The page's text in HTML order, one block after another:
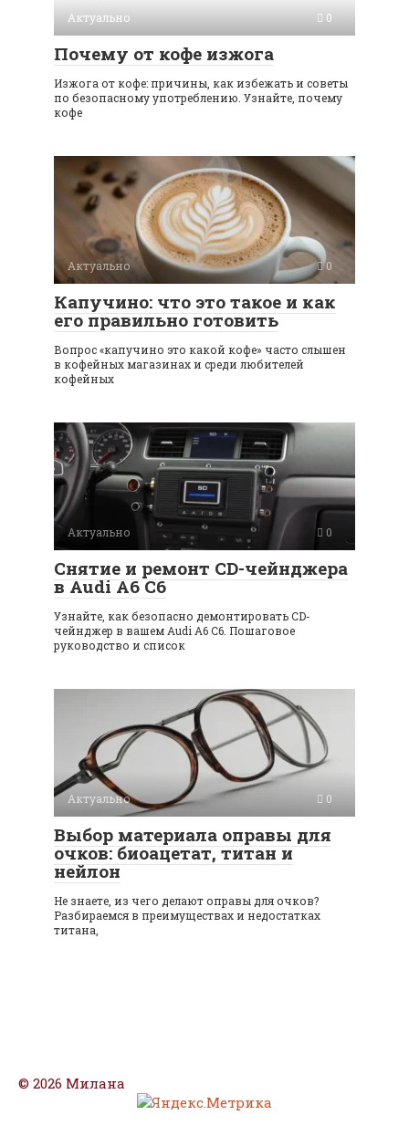
Актуально
0
Почему от кофе изжога
Изжога от кофе: причины, как избежать и советы
по безопасному употреблению. Узнайте, почему
кофе
Актуально 0
Капучино: что это такое и как
его правильно готовить
Вопрос «капучино это какой кофе» часто слышен
в кофейных магазинах и среди любителей
кофейных
Актуально 0
Снятие и ремонт CD-чейнджера
в Audi A6 C6
Узнайте, как безопасно демонтировать CD-
чейнджер в вашем Audi A6 C6. Пошаговое
руководство и список
Актуально 0
Выбор материала оправы для
очков: биоацетат, титан и
нейлон
Не знаете, из чего делают оправы для очков?
Разбираемся в преимуществах и недостатках
титана,
© 2026 Милана